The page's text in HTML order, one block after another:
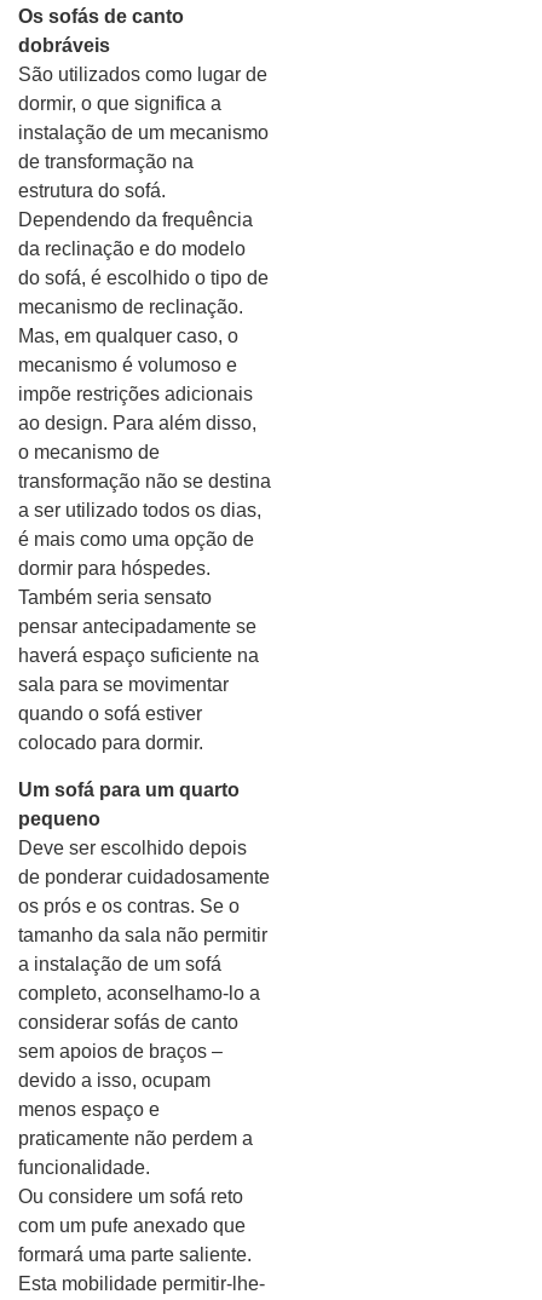
Os sofás de canto
dobráveis
São utilizados como lugar de
dormir, o que significa a
instalação de um mecanismo
de transformação na
estrutura do sofá.
Dependendo da frequência
da reclinação e do modelo
do sofá, é escolhido o tipo de
mecanismo de reclinação.
Mas, em qualquer caso, o
mecanismo é volumoso e
impõe restrições adicionais
ao design. Para além disso,
o mecanismo de
transformação não se destina
a ser utilizado todos os dias,
é mais como uma opção de
dormir para hóspedes.
Também seria sensato
pensar antecipadamente se
haverá espaço suficiente na
sala para se movimentar
quando o sofá estiver
colocado para dormir.
Um sofá para um quarto
pequeno
Deve ser escolhido depois
de ponderar cuidadosamente
os prós e os contras. Se o
tamanho da sala não permitir
a instalação de um sofá
completo, aconselhamo-lo a
considerar sofás de canto
sem apoios de braços –
devido a isso, ocupam
menos espaço e
praticamente não perdem a
funcionalidade.
Ou considere um sofá reto
com um pufe anexado que
formará uma parte saliente.
Esta mobilidade permitir-lhe-